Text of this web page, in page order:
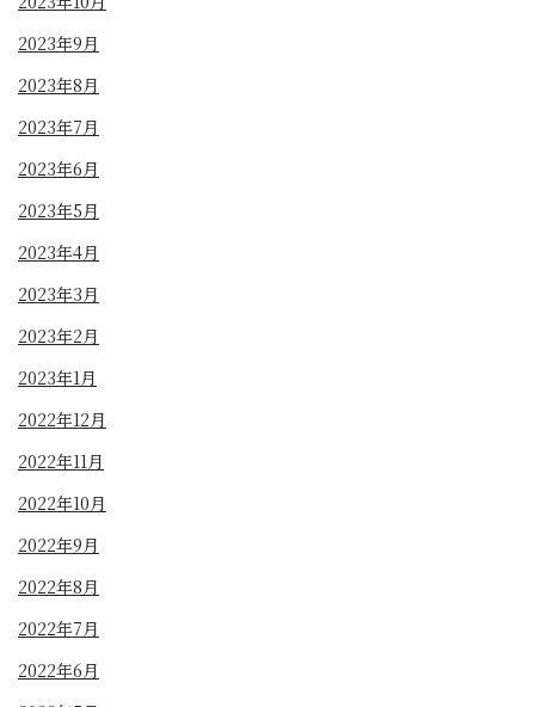
2023年9月
2023年8月
2023年7月
2023年6月
2023年5月
2023年4月
2023年3月
2023年2月
2023年1月
2022年12月
2022年11月
2022年10月
2022年9月
2022年8月
2022年7月
2022年6月